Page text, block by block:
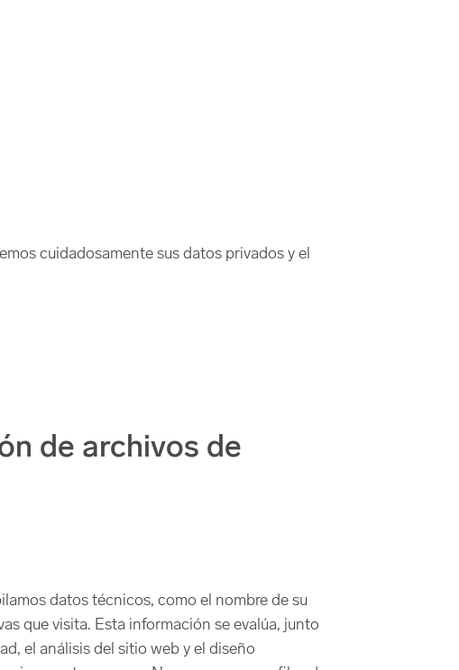
cuidadosamente sus datos privados y el
de archivos de
datos técnicos, como el nombre de su
que visita. Esta información se evalúa, junto
el análisis del sitio web y el diseño